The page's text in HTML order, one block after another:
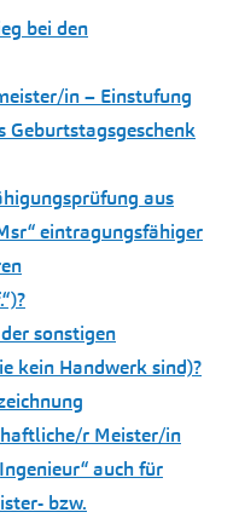
bei den
in – Einstufung
Geburtstagsgeschenk
aus
eintragungsfähiger
sonstigen
kein Handwerk sind)?
r Meister/in
auch für
bzw.